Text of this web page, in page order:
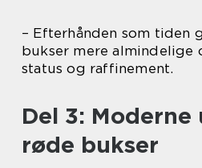
– Efterhånden som tiden
bukser mere almindelige
status og raffinement.
Del 3:
røde bukser